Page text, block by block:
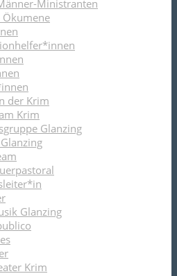
Ministranten
Ökumene
der Krim
Krim
Glanzing
Glanzing
Krim